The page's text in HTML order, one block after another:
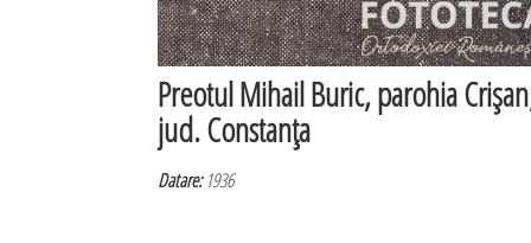
Preotul Mihail Buric, parohia
jud. Constanţa
Datare:1936